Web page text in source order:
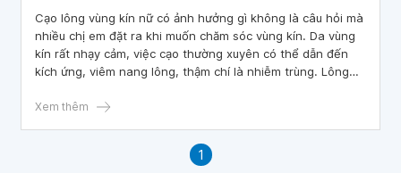
Cạo lông vùng kín nữ có ảnh hưởng gì không là câu hỏi mà
nhiều chị em đặt ra khi muốn chăm sóc vùng kín. Da vùng
kín rất nhạy cảm, việc cạo thường xuyên có thể dẫn đến
kích ứng, viêm nang lông, thậm chí là nhiễm trùng. Lông
gây ngứa ngáy, khó chịu và có thể để lại sẹo.
Xem thêm
1